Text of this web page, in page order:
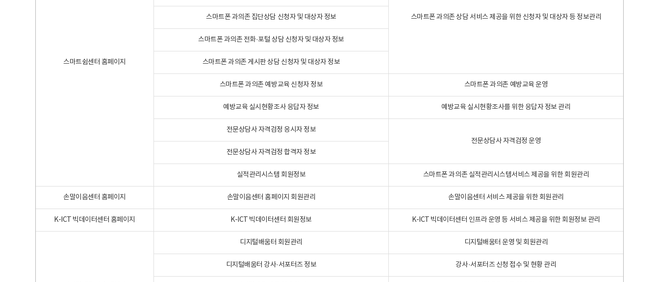
스마트쉼센터 홈페이지
스마트폰 과의존 상담 서비스 제공을 위한 신청자 및 대상자 등 정보관리
스마트폰 과의존 집단상담 신청자 및 대상자 정보
스마트폰 과의존 전화·포털 상담 신청자 및 대상자 정보
스마트폰 과의존 게시판 상담 신청자 및 대상자 정보
스마트폰 과의존 예방교육 신청자 정보 스마트폰 과의존 예방교육 운영
예방교육 실시현황조사 응답자 정보 예방교육 실시현황조사를 위한 응답자 정보 관리
전문상담사 자격검정 응시자 정보
전문상담사 자격검정 운영
전문상담사 자격검정 합격자 정보
실적관리시스템 회원정보 스마트폰 과의존 실적관리시스템서비스 제공을 위한 회원관리
손말이음센터 홈페이지 손말이음센터 홈페이지 회원관리 손말이음센터 서비스 제공을 위한 회원관리
K-ICT 빅데이터센터 홈페이지 K-ICT 빅데이터센터 회원정보 K-ICT 빅데이터센터 인프라 운영 등 서비스 제공을 위한 회원정보 관리
디지털배움터 회원관리 디지털배움터 운영 및 회원관리
디지털배움터 강사·서포터즈 정보 강사·서포터즈 신청 접수 및 현황 관리